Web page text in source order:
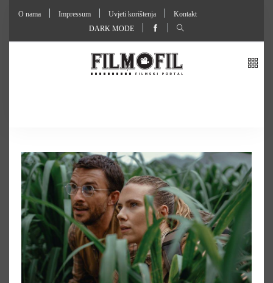
O nama Impressum Uvjeti korištenja
Kontakt
DARK MODE